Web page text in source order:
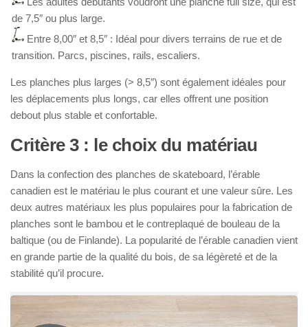
de 7,5″ ou plus large.
Entre 8,00″ et 8,5″ : Idéal pour divers terrains de rue et de
transition. Parcs, piscines, rails, escaliers.
Les planches plus larges (> 8,5″) sont également idéales pour
les déplacements plus longs, car elles offrent une position
debout plus stable et confortable.
Critère 3 : le choix du matériau
Dans la confection des planches de skateboard, l’érable
canadien est le matériau le plus courant et une valeur sûre. Les
deux autres matériaux les plus populaires pour la fabrication de
planches sont le bambou et le contreplaqué de bouleau de la
baltique (ou de Finlande). La popularité de l’érable canadien vient
en grande partie de la qualité du bois, de sa légèreté et de la
stabilité qu’il procure.